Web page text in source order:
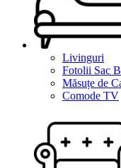
Livinguri
Fotolii Sac
Măsuțe de
Comode TV